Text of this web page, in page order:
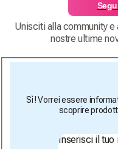
Unisciti alla community e
nostre ultime
Sì ! Vorrei essere
scoprire
Inserisci il tuo